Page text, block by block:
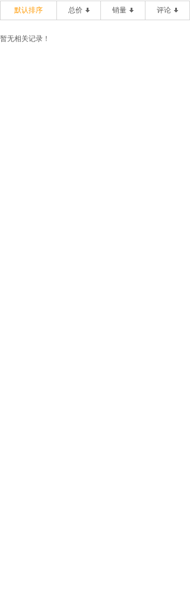
默认排序 总价 销量 评论
暂无相关记录！